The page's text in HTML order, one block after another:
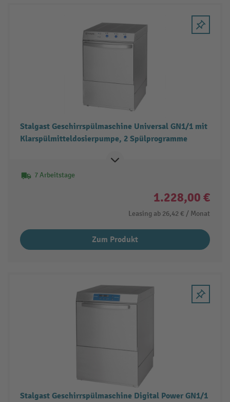
Stalgast Geschirrspülmaschine Universal GN1/1 mit
Klarspülmitteldosierpumpe, 2 Spülprogramme
7 Arbeitstage
1.228,00 €
Leasing ab 26,42 € / Monat
Zum Produkt
Stalgast Geschirrspülmaschine Digital Power GN1/1